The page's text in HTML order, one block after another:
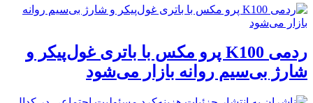
ردمی K100 پرو مکس با باتری غول‌پیکر و
شارژ بی‌سیم روانه بازار می‌شود